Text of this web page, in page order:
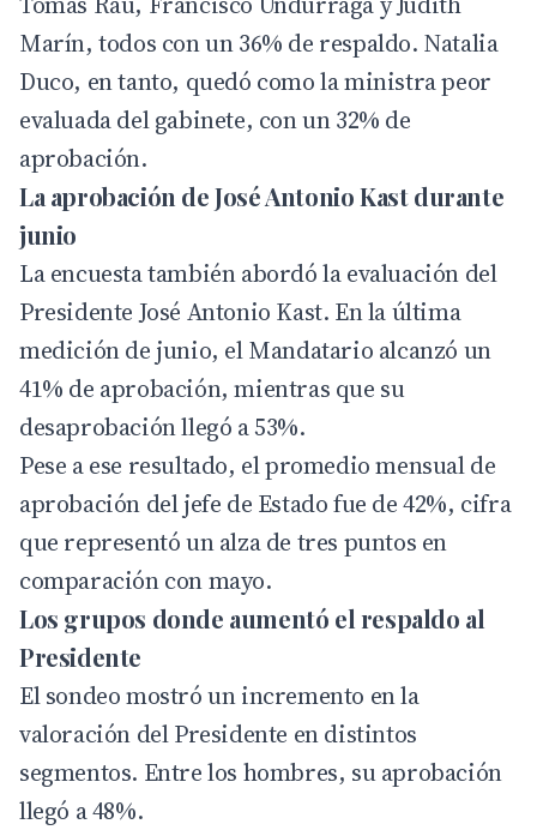
Marín, todos con un 36% de respaldo. Natalia
Duco, en tanto, quedó como la ministra peor
evaluada del gabinete, con un 32% de
aprobación.
La aprobación de José Antonio Kast durante
junio
La encuesta también abordó la evaluación del
Presidente José Antonio Kast. En la última
medición de junio, el Mandatario alcanzó un
41% de aprobación, mientras que su
desaprobación llegó a 53%.
Pese a ese resultado, el promedio mensual de
aprobación del jefe de Estado fue de 42%, cifra
que representó un alza de tres puntos en
comparación con mayo.
Los grupos donde aumentó el respaldo al
Presidente
El sondeo mostró un incremento en la
valoración del Presidente en distintos
segmentos. Entre los hombres, su aprobación
llegó a 48%.